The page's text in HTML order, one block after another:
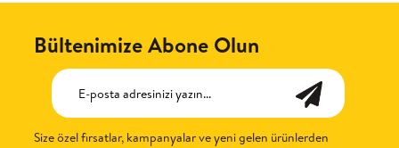
Bültenimize Abone Olun
Size özel fırsatlar, kampanyalar ve yeni gelen ürünlerden